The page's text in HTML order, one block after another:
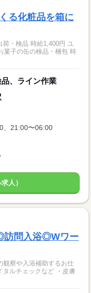
る化粧品を箱に
荷・検品 時給1,400円 ユ
菓子の缶の検品・梱包 時
、ライン作業
、21:00〜06:00
人）
訪問入浴◎Wワー
観察や入浴補助するお仕
ルチェックなど ・皮膚